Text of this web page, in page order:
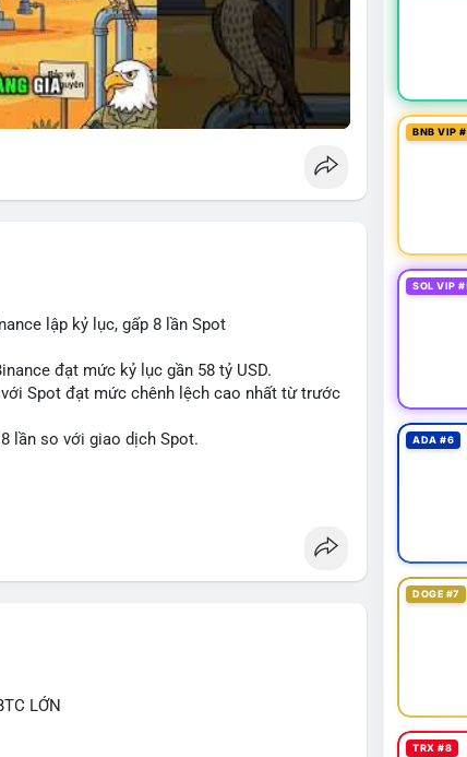
lập kỷ lục, gấp 8 lần Spot
đạt mức kỷ lục gần 58 tỷ USD.
Spot đạt mức chênh lệch cao nhất từ trước
lần so với giao dịch Spot.
LỚN
BNB VIP
SOL VIP
ADA #6
DOGE #7
TRX #8